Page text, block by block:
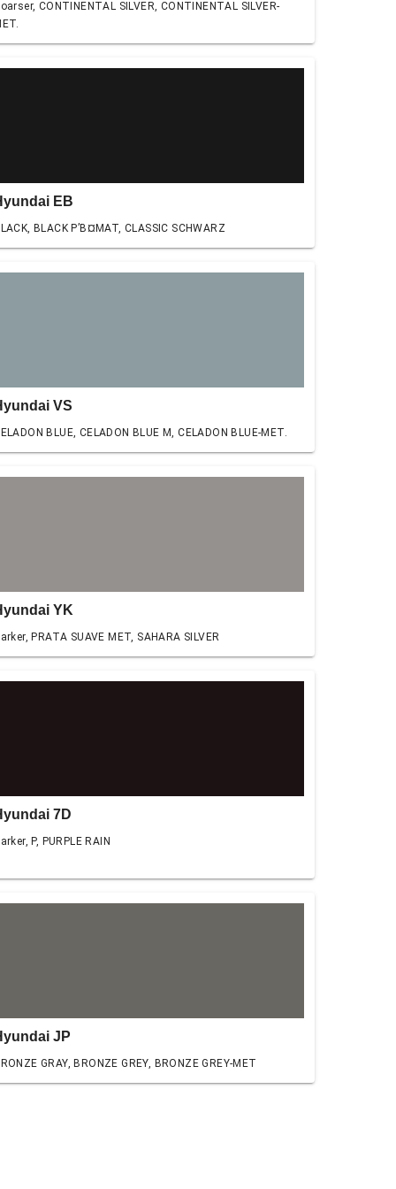
CONTINENTAL SILVER, CONTINENTAL SILVER-
EB
BLACK Р’В¤MAT, CLASSIC SCHWARZ
VS
BLUE, CELADON BLUE M, CELADON BLUE-MET.
YK
PRATA SUAVE MET, SAHARA SILVER
7D
P, PURPLE RAIN
JP
GRAY, BRONZE GREY, BRONZE GREY-MET